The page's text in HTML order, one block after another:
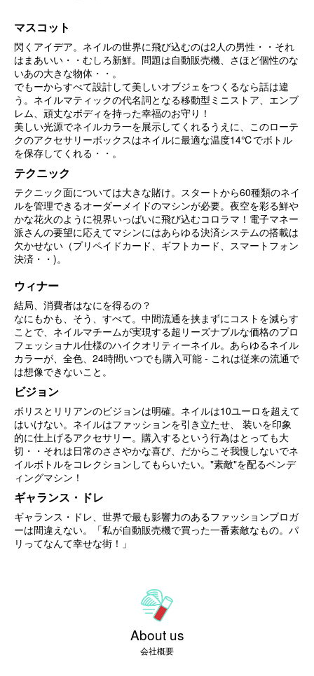
マスコット
閃くアイデア。ネイルの世界に飛び込むのは2人の男性・・それ
はまあいい・・むしろ新鮮。問題は自動販売機、さほど個性のな
いあの大きな物体・・。
でもーからすべて設計して美しいオブジェをつくるなら話は違
う。ネイルマティックの代名詞となる移動型ミニストア、エンブ
レム、頑丈なボディを持った幸福のお守り！
美しい光源でネイルカラ一を展示してくれるうえに、このローテ
クのアクセサリーボックスはネイルに最適な温度14℃でボトル
を保存してくれる・・。
テクニック
テクニック面については大きな賭け。スタートから60種類のネイ
ルを管理できるオーダーメイドのマシンが必要。夜空を彩る鮮や
かな花火のように視界いっばいに飛び込むコロラマ！電子マネー
派さんの要望に応えてマシンにはあらゆる決済システムの搭載は
欠かせない（プリペイドカード、ギフトカード、スマートフォン
決済・・)。
ウィナー
結局、消費者はなにを得るの？
なにもかも、そう、すべて。中間流通を挟まずにコストを減らす
ことで、ネイルマチームが実現する超リーズナブルな価格のプロ
フェッショナル仕様のハイクオリティーネイル。あらゆるネイル
カラーが、全色、24時間いつでも購入可能 - これは従来の流通で
は想像できないこと。
ビジョン
ボリスとリリアンのビジョンは明確。ネイルは10ユーロを超えて
はいけない。ネイルはファッションを引き立たせ、 装いを印象
的に仕上げるアクセサリー。購入するという行為はとっても大
切・・それは日常のささやかな喜び、だからこそ我慢しないでネ
イルボトルをコレクションしてもらいたい。"素敵"を配るベンデ
ィングマシン！
ギャランス・ドレ
ギャランス・ドレ、世界で最も影響力のあるファッションブロガ
ーは間違えない。「私が自動販売機で買った一番素敵なもの。パ
リってなんて幸せな街！」
About us
会社概要